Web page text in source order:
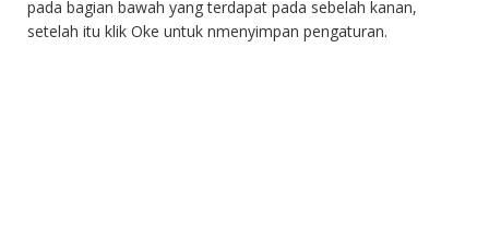
pada bagian bawah yang terdapat pada sebelah kanan,
setelah itu klik Oke untuk nmenyimpan pengaturan.